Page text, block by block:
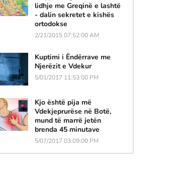
lidhje me Greqinë e lashtë
- dalin sekretet e kishës
ortodokse
2/21/2015 07:52:00 AM
Kuptimi i Ëndërrave me
Njerëzit e Vdekur
5/01/2017 11:53:00 PM
Kjo është pija më
Vdekjeprurëse në Botë,
mund të marrë jetën
brenda 45 minutave
5/07/2017 03:09:00 PM